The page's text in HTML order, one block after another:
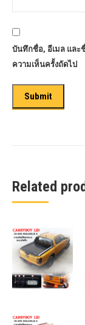
บันทึกชื่อ, อีเมล และ
ความเห็นครั้งถัดไป
Related